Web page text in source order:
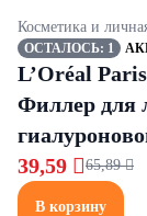
Косметика и
ОСТАЛОСЬ: 1
L’Oréal
Филлер для
39,59 65,89 
В корзину